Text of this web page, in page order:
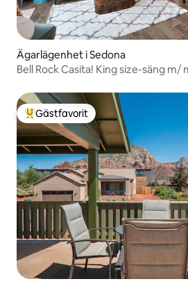
Ägarlägenhet i Sedona
Bell Rock Casita! King size-säng m/
Populär gästfavorit
Gästfavorit